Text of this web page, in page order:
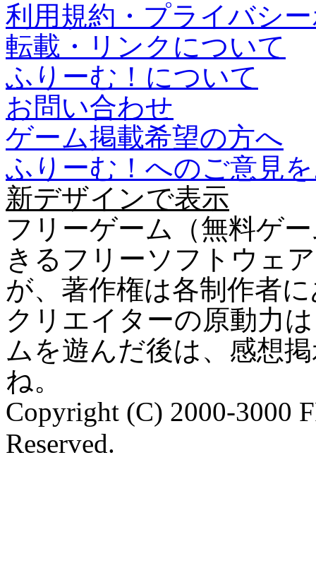
利用規約・プライバシ
転載・リンクについて
ふりーむ！について
お問い合わせ
ゲーム掲載希望の方へ
ふりーむ！へのご意見
新デザインで表示
フリーゲーム（無料ゲ
きるフリーソフトウェ
が、著作権は各制作者
クリエイターの原動力
ムを遊んだ後は、感想
ね。
Copyright (C) 2000-3000
Reserved.